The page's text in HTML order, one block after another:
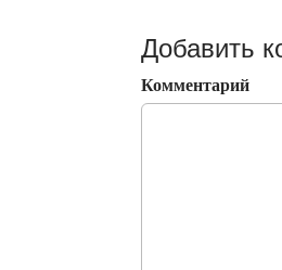
Добавить
Комментарий